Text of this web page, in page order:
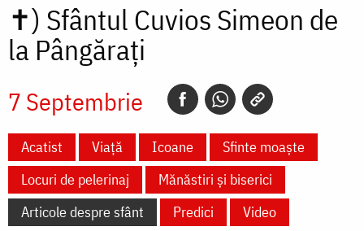
✝) Sfântul Cuvios Simeon de
la Pângărați
7 Septembrie
Acatist Viață Icoane
Sfinte moaște
Locuri de pelerinaj
Mănăstiri și biserici
Articole despre sfânt
Predici
Video